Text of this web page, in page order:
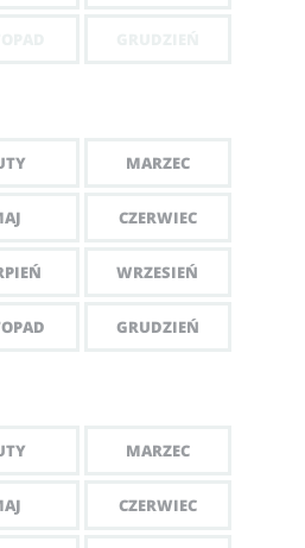
MARZEC
CZERWIEC
WRZESIEŃ
GRUDZIEŃ
MARZEC
CZERWIEC